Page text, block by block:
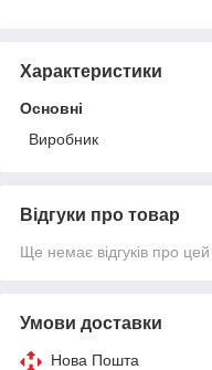
Характеристики
Основні
Виробник
Відгуки про товар
Ще немає відгуків про
Умови доставки
Нова Пошта